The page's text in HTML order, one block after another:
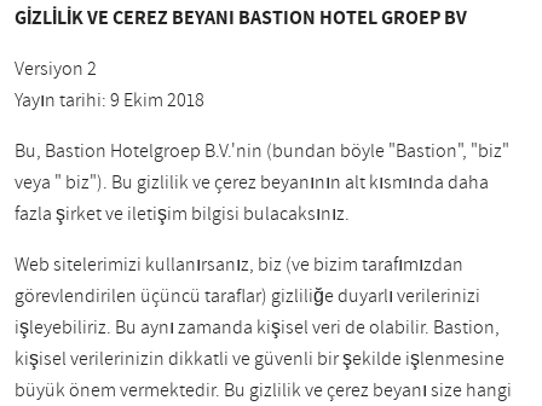
GİZLİLİK VE ÇEREZ BEYANI BASTION HOTEL GROEP BV
Versiyon 2
Yayın tarihi: 9 Ekim 2018
Bu, Bastion Hotelgroep B.V.'nin (bundan böyle "Bastion", "biz"
veya " biz"). Bu gizlilik ve çerez beyanının alt kısmında daha
fazla şirket ve iletişim bilgisi bulacaksınız.
Web sitelerimizi kullanırsanız, biz (ve bizim tarafımızdan
görevlendirilen üçüncü taraflar) gizliliğe duyarlı verilerinizi
işleyebiliriz. Bu aynı zamanda kişisel veri de olabilir. Bastion,
kişisel verilerinizin dikkatli ve güvenli bir şekilde işlenmesine
büyük önem vermektedir. Bu gizlilik ve çerez beyanı size hangi